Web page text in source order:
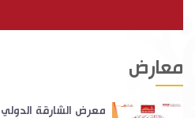
معارض